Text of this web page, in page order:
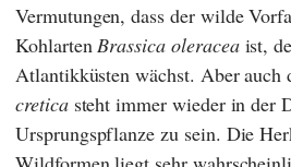
Vermutungen, dass der wilde
KohlartenBrassica oleraceaist,
Atlantikküsten wächst. Aber
creticasteht immer wieder in der
Ursprungspflanze zu sein. Die